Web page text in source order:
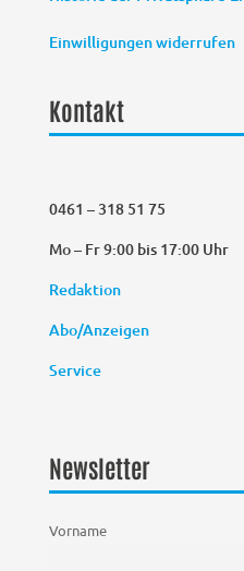
Einwilligungen widerrufen
Kontakt
0461 – 318 51 75
Mo – Fr 9:00 bis 17:00 Uhr
Redaktion
Abo/Anzeigen
Service
Newsletter
Vorname